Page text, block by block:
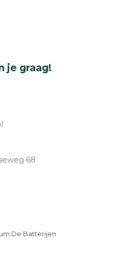
je graag!
68
De Batterijen